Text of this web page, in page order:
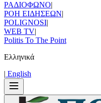
ΡΑΔΙΟΦΩΝΟ|
ΡΟΗ ΕΙΔΗΣΕΩΝ|
POLIGNOSI|
WEB TV|
Politis To The Point
Ελληνικά
| Εnglish